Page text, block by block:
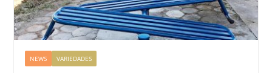
NEWS VARIEDADES